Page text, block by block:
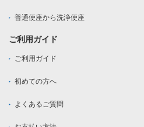
普通便座から洗浄便座
ご利用ガイド
ご利用ガイド
初めての方へ
よくあるご質問